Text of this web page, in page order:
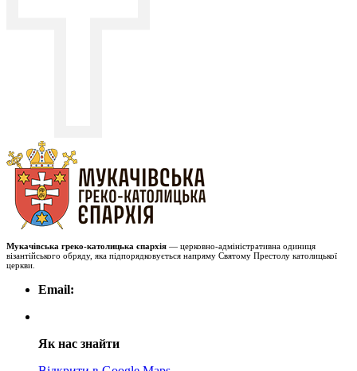
Мукачівська греко-католицька єпархія — церковно-адміністративна одиниця
візантійського обряду, яка підпорядковується напряму Святому Престолу католицької
церкви.
Email:
Як нас знайти